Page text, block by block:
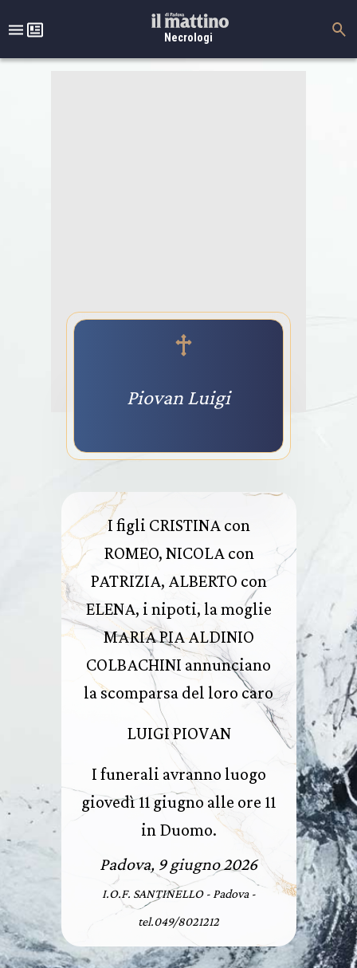
Necrologi
Piovan Luigi
I figli CRISTINA con
ROMEO, NICOLA con
PATRIZIA, ALBERTO con
ELENA, i nipoti, la moglie
MARIA PIA ALDINIO
COLBACHINI annunciano
la scomparsa del loro caro
LUIGI PIOVAN
I funerali avranno luogo
giovedì 11 giugno alle ore 11
in Duomo.
Padova, 9 giugno 2026
I.O.F. SANTINELLO - Padova -
tel.049/8021212